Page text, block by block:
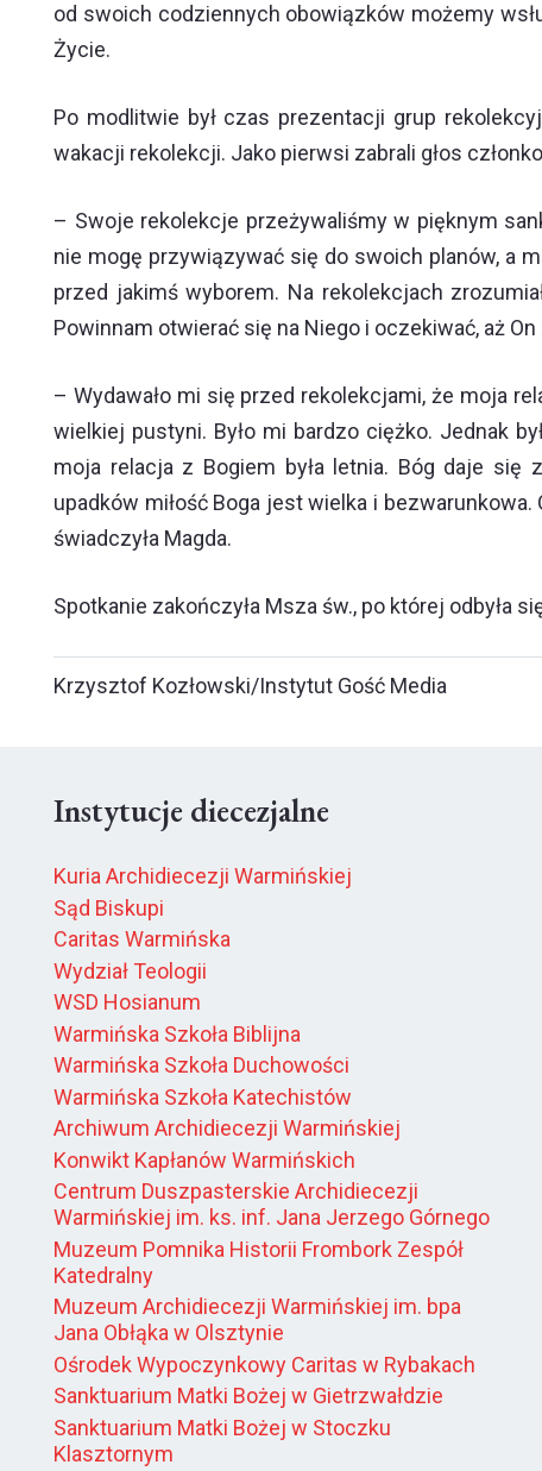
od swoich codziennych obowiązków możemy
Życie.
Po modlitwie był czas prezentacji grup
wakacji rekolekcji. Jako pierwsi zabrali głos
– Swoje rekolekcje przeżywaliśmy w pięknym
nie mogę przywiązywać się do swoich planów, a
przed jakimś wyborem. Na rekolekcjach
Powinnam otwierać się na Niego i oczekiwać, aż
– Wydawało mi się przed rekolekcjami, że moja
wielkiej pustyni. Było mi bardzo ciężko. Jednak
moja relacja z Bogiem była letnia. Bóg daje
upadków miłość Boga jest wielka i
świadczyła Magda.
Spotkanie zakończyła Msza św., po której odbyła
Krzysztof Kozłowski/Instytut Gość Media
Instytucje diecezjalne
Kuria Archidiecezji Warmińskiej
Sąd Biskupi
Caritas Warmińska
Wydział Teologii
WSD Hosianum
Warmińska Szkoła Biblijna
Warmińska Szkoła Duchowości
Warmińska Szkoła Katechistów
Archiwum Archidiecezji Warmińskiej
Konwikt Kapłanów Warmińskich
Centrum Duszpasterskie Archidiecezji
Warmińskiej im. ks. inf. Jana Jerzego Górnego
Muzeum Pomnika Historii Frombork Zespół
Katedralny
Muzeum Archidiecezji Warmińskiej im. bpa
Jana Obłąka w Olsztynie
Ośrodek Wypoczynkowy Caritas w Rybakach
Sanktuarium Matki Bożej w Gietrzwałdzie
Sanktuarium Matki Bożej w Stoczku
Klasztornym